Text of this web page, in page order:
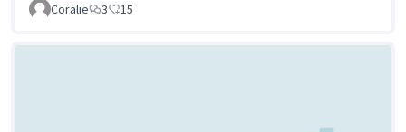
Coralie 3 15